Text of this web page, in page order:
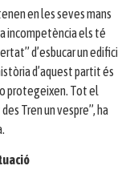
en les seves mans
incompetència els té
d’esbucar un edifici
d’aquest partit és
protegeixen. Tot el
Tren un vespre”, ha